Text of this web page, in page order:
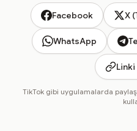
Facebook X
WhatsApp
Linki
TikTok gibi uygulamalarda